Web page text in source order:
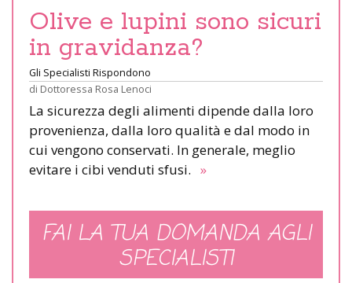
Olive e lupini sono sicuri
in gravidanza?
Gli Specialisti Rispondono
di Dottoressa Rosa Lenoci
La sicurezza degli alimenti dipende dalla loro
provenienza, dalla loro qualità e dal modo in
cui vengono conservati. In generale, meglio
evitare i cibi venduti sfusi. »
FAI LA TUA DOMANDA AGLI
SPECIALISTI